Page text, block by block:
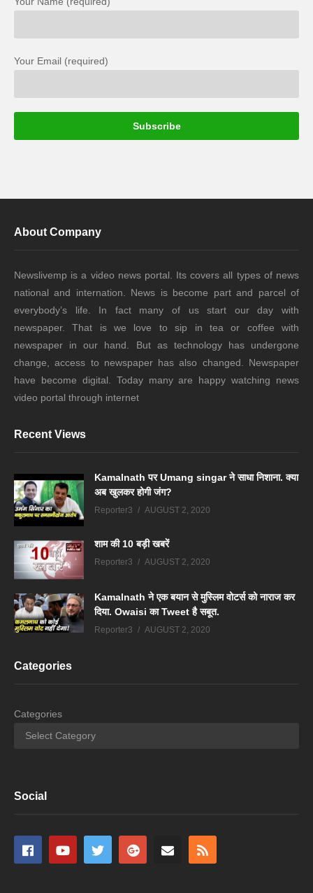
Your Email (required)
About Company
Newslivemp is a video news portal. Its covers all types of news
national and internation. News is become part and parcel of
everybody’s life. In fact many of us start our day with
newspaper. That is we love to sip in tea or coffee with
newspaper in our hand. But as technology has undergone
change, access to newspaper has also changed. Newspaper
have become digital. Today many are happy watching news
video portal through internet
Recent Views
Kamalnath पर Umang singar ने साधा निशाना. क्या
अब खुलकर होगी जंग?
Reporter3 AUGUST 2, 2020
शाम की 10 बड़ी खबरें
Reporter3 AUGUST 2, 2020
Kamalnath ने एक बयान से मुस्लिम वोटर्स को नाराज कर
दिया. Owaisi का Tweet है सबूत.
Reporter3 AUGUST 2, 2020
Categories
Categories
Social